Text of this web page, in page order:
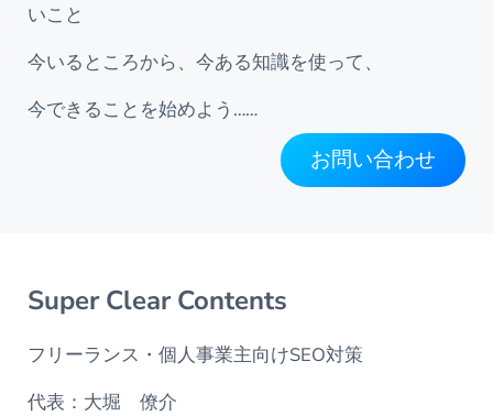
いこと
今いるところから、今ある知識を使って、
今できることを始めよう……
お問い合わせ
Super Clear Contents
フリーランス・個人事業主向けSEO対策
代表：大堀 僚介